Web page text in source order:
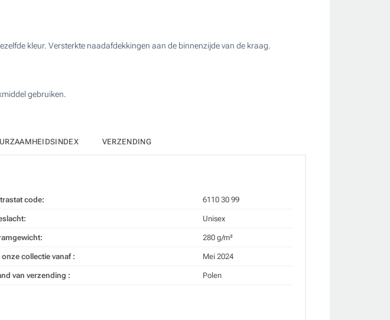
kant)
kleur. Versterkte naadafdekkingen aan de binnenzijde van de kraag.
gebruiken.
VERZENDING
code: 6110 30 99
Unisex
280 g/m²
onze collectie vanaf : Mei 2024
van verzending : Polen